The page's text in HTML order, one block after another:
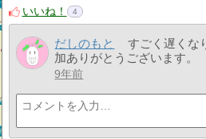
いいね！
4
だしのもと
すごく遅くな
加ありがとうございます。
9年前